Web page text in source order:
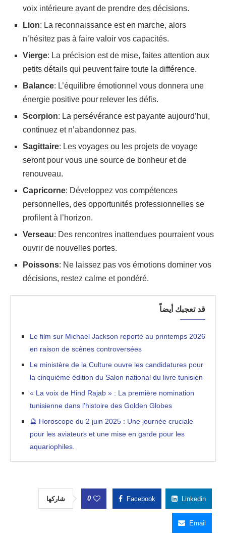
voix intérieure avant de prendre des décisions.
Lion: La reconnaissance est en marche, alors
n’hésitez pas à faire valoir vos capacités.
Vierge: La précision est de mise, faites attention aux
petits détails qui peuvent faire toute la différence.
Balance: L’équilibre émotionnel vous donnera une
énergie positive pour relever les défis.
Scorpion: La persévérance est payante aujourd’hui,
continuez et n’abandonnez pas.
Sagittaire: Les voyages ou les projets de voyage
seront pour vous une source de bonheur et de
renouveau.
Capricorne: Développez vos compétences
personnelles, des opportunités professionnelles se
profilent à l’horizon.
Verseau: Des rencontres inattendues pourraient vous
ouvrir de nouvelles portes.
Poissons: Ne laissez pas vos émotions dominer vos
décisions, restez calme et pondéré.
قد تعجبك أيضاً
Le film sur Michael Jackson reporté au printemps 2026
en raison de scènes controversées
Le ministère de la Culture ouvre les candidatures pour
la cinquième édition du Salon national du livre tunisien
« La voix de Hind Rajab » : La première nomination
tunisienne dans l’histoire des Golden Globes
🔮 Horoscope du 2 juin 2025 : Une journée cruciale
pour les aviateurs et une mise en garde pour les
aquariophiles.
شاركها 0 Facebook Linkedin
Email